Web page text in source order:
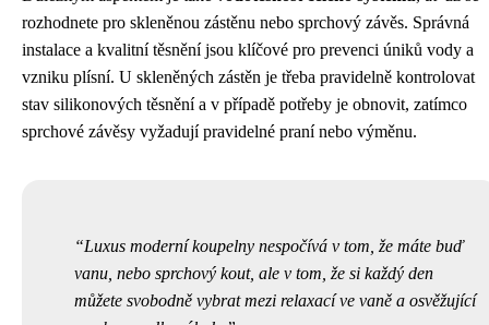
rozhodnete pro skleněnou zástěnu nebo sprchový závěs. Správná
instalace a kvalitní těsnění jsou klíčové pro prevenci úniků vody a
vzniku plísní. U skleněných zástěn je třeba pravidelně kontrolovat
stav silikonových těsnění a v případě potřeby je obnovit, zatímco
sprchové závěsy vyžadují pravidelné praní nebo výměnu.
Luxus moderní koupelny nespočívá v tom, že máte buď
vanu, nebo sprchový kout, ale v tom, že si každý den
můžete svobodně vybrat mezi relaxací ve vaně a osvěžující